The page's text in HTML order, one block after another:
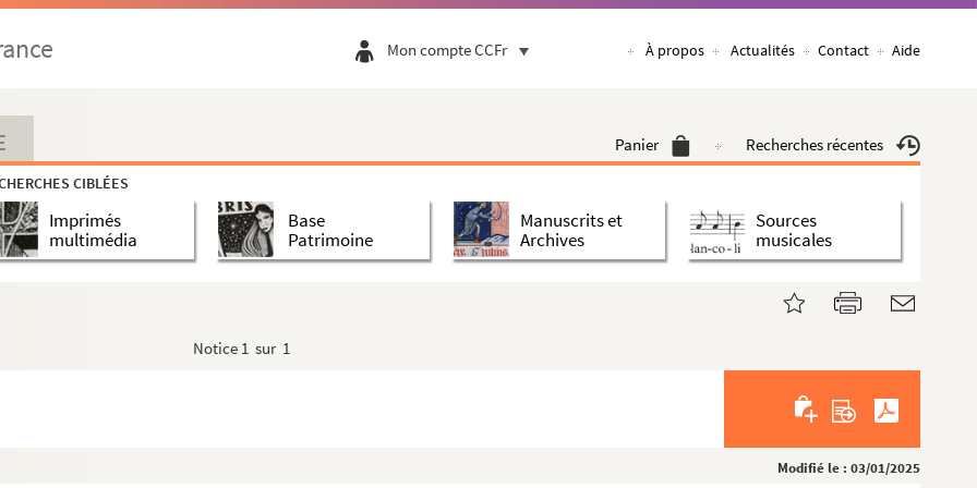
Mon compte CCFr À propos Actualités Contact Aide
Panier Recherches récentes
CIBLÉES
Imprimés
multimédia
Base
Patrimoine
Manuscrits et
Archives
Sources
musicales
Notice 1 sur 1
Modifié le : 03/01/2025